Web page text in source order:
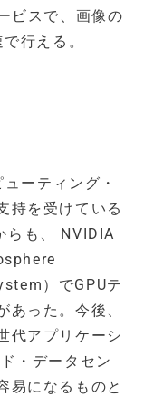
ビスで、画像の
行える。
ーティング・
持を受けている
らも、 NVIDIA
）でGPUテ
あった。今後、
代アプリケーシ
・データセン
易になるものと